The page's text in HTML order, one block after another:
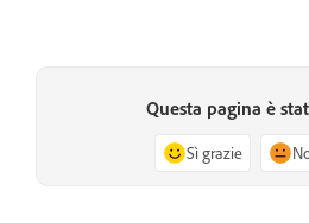
Questa pagina è
Sì grazie